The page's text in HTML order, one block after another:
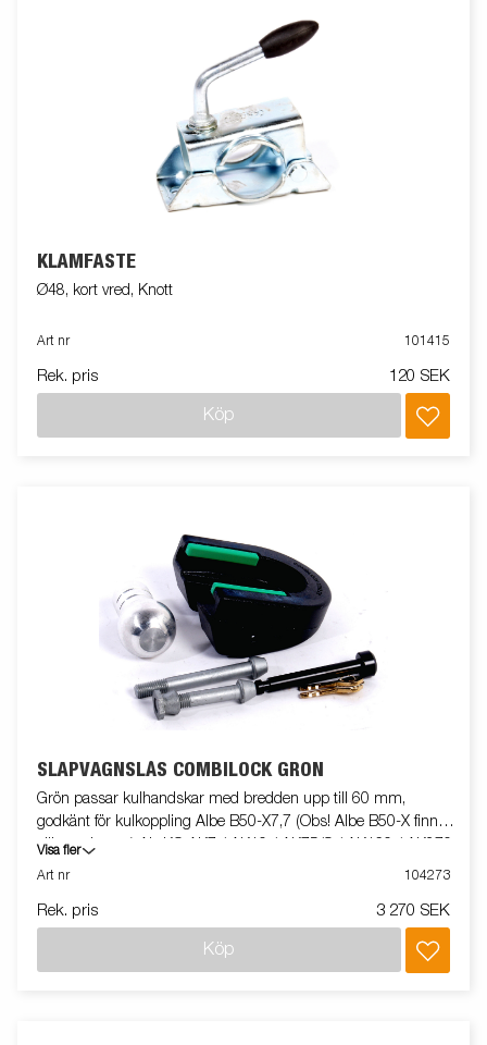
KLÄMFÄSTE
Ø48, kort vred, Knott
Art nr 101415
Rek. pris 120 SEK
Köp
SLÄPVAGNSLÅS COMBILOCK GRÖN
Grön passar kulhandskar med bredden upp till 60 mm,
godkänt för kulkoppling Albe B50-X7,7 (Obs! Albe B50-X finns i
olika varianter.) AL-KO AK7 / AK10 / AK75/S / AK160 / AK270
/ AK300 / AK 75/S Knott K 7,5 / K 14 Winterhoff WW 8-C,
Visa fler
Art nr
104273
Rek. pris 3 270 SEK
Köp